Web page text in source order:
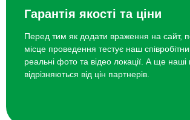
Гарантія якості та ціни
Перед тим як додати враження на сайт,
місце проведення тестує наш
реальні фото та відео локації. А ще наші
відрізняються від цін партнерів.